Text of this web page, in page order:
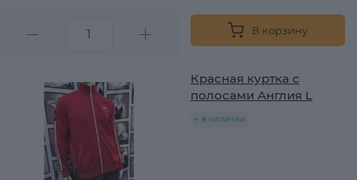
В корзину
Красная куртка с
полосами Англия L
в наличии